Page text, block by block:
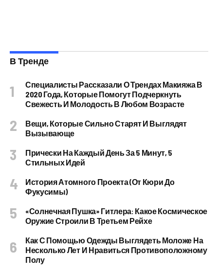
В Тренде
Специалисты Рассказали О Трендах Макияжа В
2020 Года, Которые Помогут Подчеркнуть
Свежесть И Молодость В Любом Возрасте
Вещи, Которые Сильно Старят И Выглядят
Вызывающе
Прически На Каждый День За 5 Минут, 5
Стильных Идей
История Атомного Проекта (от Кюри До
Фукусимы)
«Солнечная Пушка» Гитлера: Какое Космическое
Оружие Строили В Третьем Рейхе
Как С Помощью Одежды Выглядеть Моложе На
Несколько Лет И Нравиться Противоположному
Полу